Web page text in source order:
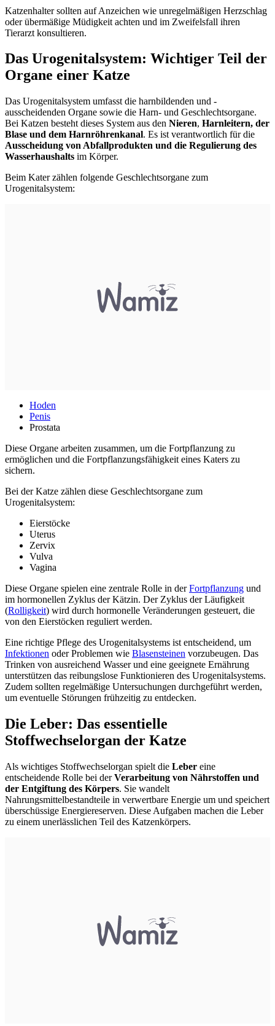
Katzenhalter sollten auf Anzeichen wie unregelmäßigen Herzschlag
oder übermäßige Müdigkeit achten und im Zweifelsfall ihren
Tierarzt konsultieren.
Das Urogenitalsystem: Wichtiger Teil der
Organe einer Katze
Das Urogenitalsystem umfasst die harnbildenden und -
ausscheidenden Organe sowie die Harn- und Geschlechtsorgane.
Bei Katzen besteht dieses System aus den Nieren, Harnleitern, der
Blase und dem Harnröhrenkanal. Es ist verantwortlich für die
Ausscheidung von Abfallprodukten und die Regulierung des
Wasserhaushalts im Körper.
Beim Kater zählen folgende Geschlechtsorgane zum
Urogenitalsystem:
Hoden
Penis
Prostata
Diese Organe arbeiten zusammen, um die Fortpflanzung zu
ermöglichen und die Fortpflanzungsfähigkeit eines Katers zu
sichern.
Bei der Katze zählen diese Geschlechtsorgane zum
Urogenitalsystem:
Eierstöcke
Uterus
Zervix
Vulva
Vagina
Diese Organe spielen eine zentrale Rolle in derFortpflanzung und
im hormonellen Zyklus der Kätzin. Der Zyklus der Läufigkeit
(Rolligkeit) wird durch hormonelle Veränderungen gesteuert, die
von den Eierstöcken reguliert werden.
Eine richtige Pflege des Urogenitalsystems ist entscheidend, um
Infektionen oder Problemen wie Blasensteinen vorzubeugen. Das
Trinken von ausreichend Wasser und eine geeignete Ernährung
unterstützen das reibungslose Funktionieren des Urogenitalsystems.
Zudem sollten regelmäßige Untersuchungen durchgeführt werden,
um eventuelle Störungen frühzeitig zu entdecken.
Die Leber: Das essentielle
Stoffwechselorgan der Katze
Als wichtiges Stoffwechselorgan spielt die Leber eine
entscheidende Rolle bei derVerarbeitung von Nährstoffen und
der Entgiftung des Körpers. Sie wandelt
Nahrungsmittelbestandteile in verwertbare Energie um und speichert
überschüssige Energiereserven. Diese Aufgaben machen die Leber
zu einem unerlässlichen Teil des Katzenkörpers.